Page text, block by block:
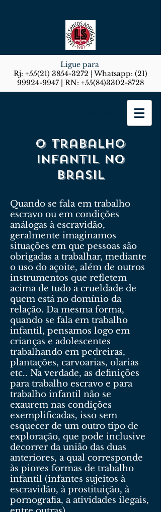
Ligue para
Rj: +55(21) 3854-3272 | Whatsapp: (21)
99924-9947 | RN: +55(84)3302-8728
O trabalho
infantil no
Brasil
Quando se fala em trabalho
escravo ou em condições
análogas à escravidão,
geralmente imaginamos
situações em que pessoas são
obrigadas a trabalhar, mediante
o uso do açoite, além de outros
instrumentos que refletem
acima de tudo a crueldade de
quem está no domínio da
relação. Da mesma forma,
quando se fala em trabalho
infantil, pensamos logo em
crianças e adolescentes
trabalhando em pedreiras,
plantações, carvoarias, olarias
etc.. Na verdade, as definições
para trabalho escravo e para
trabalho infantil não se
exaurem nas condições
exemplificadas, isso sem
esquecer de um outro tipo de
exploração, que pode inclusive
decorrer da união das duas
anteriores, a qual corresponde
às piores formas de trabalho
infantil (infantes sujeitos à
escravidão, à prostituição, à
pornografia, a atividades ilegais,